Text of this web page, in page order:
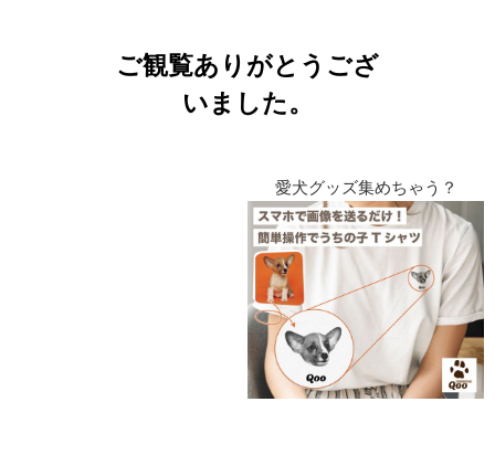
ご観覧ありがとうござ
いました。
愛犬グッズ集めちゃう？